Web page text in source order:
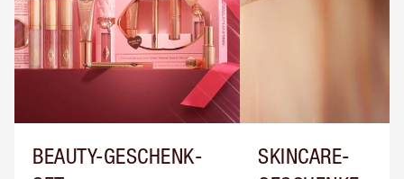
BEAUTY-GESCHENK-
SKINCARE-